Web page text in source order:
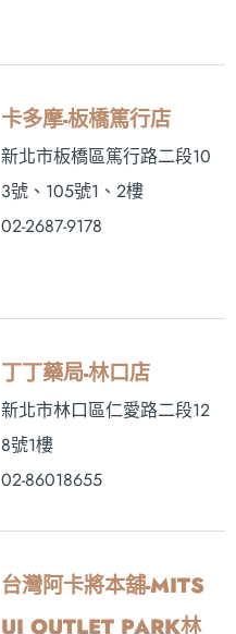
卡多摩-板橋篤行店
新北市板橋區篤行路二段10
3號、105號1、2樓
02-2687-9178
丁丁藥局-林口店
新北市林口區仁愛路二段12
8號1樓
02-86018655
台灣阿卡將本舖-MITS
UI OUTLET PARK林